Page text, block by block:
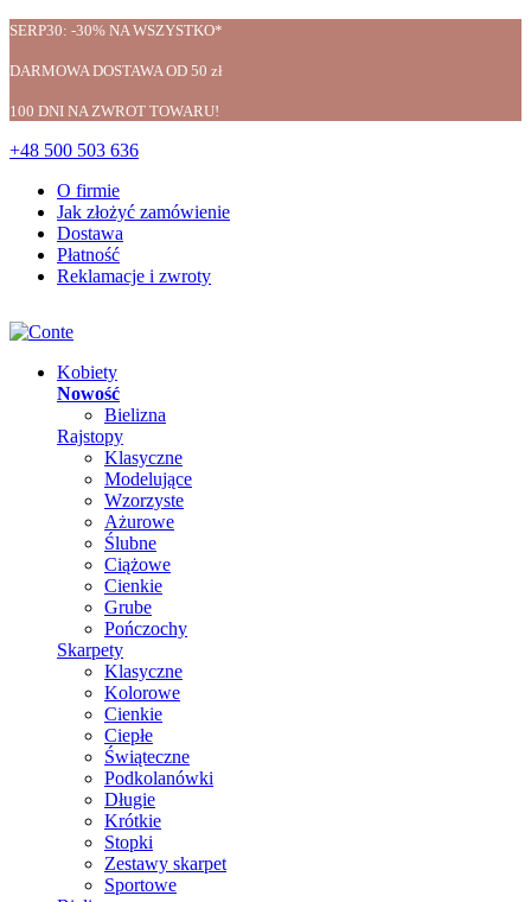
SERP30: -30% NA WSZYSTKO*
DARMOWA DOSTAWA OD 50 zł
100 DNI NA ZWROT TOWARU!
+48 500 503 636
O firmie
Jak złożyć zamówienie
Dostawa
Płatność
Reklamacje i zwroty
Kobiety
Nowość
Bielizna
Rajstopy
Klasyczne
Modelujące
Wzorzyste
Ażurowe
Ślubne
Ciążowe
Cienkie
Grube
Pończochy
Skarpety
Klasyczne
Kolorowe
Cienkie
Ciepłe
Świąteczne
Podkolanówki
Długie
Krótkie
Stopki
Zestawy skarpet
Sportowe